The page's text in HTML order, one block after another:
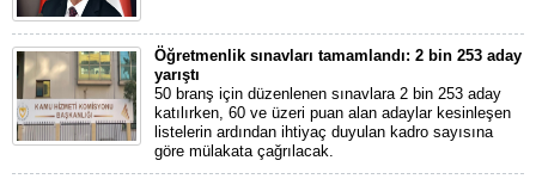
Öğretmenlik sınavları tamamlandı: 2 bin 253 aday
yarıştı
50 branş için düzenlenen sınavlara 2 bin 253 aday
katılırken, 60 ve üzeri puan alan adaylar kesinleşen
listelerin ardından ihtiyaç duyulan kadro sayısına
göre mülakata çağrılacak.